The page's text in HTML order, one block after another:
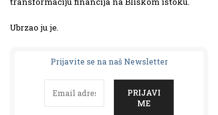
Ubrzao ju je.
Prijavite se na naš Newsletter